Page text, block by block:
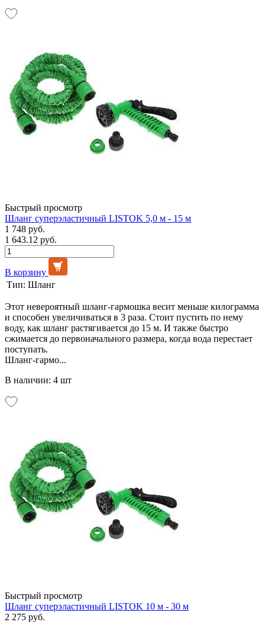
Быстрый просмотр
Шланг суперэластичный LISTOK 5,0 м - 15 м
1 748 руб.
1 643.12 руб.
В корзину
Тип: Шланг
Этот невероятный шланг-гармошка весит меньше килограмма
и способен увеличиваться в 3 раза. Стоит пустить по нему
воду, как шланг растягивается до 15 м. И также быстро
сжимается до первоначального размера, когда вода перестает
поступать.
Шланг-гармо...
В наличии: 4 шт
Быстрый просмотр
Шланг суперэластичный LISTOK 10 м - 30 м
2 275 руб.